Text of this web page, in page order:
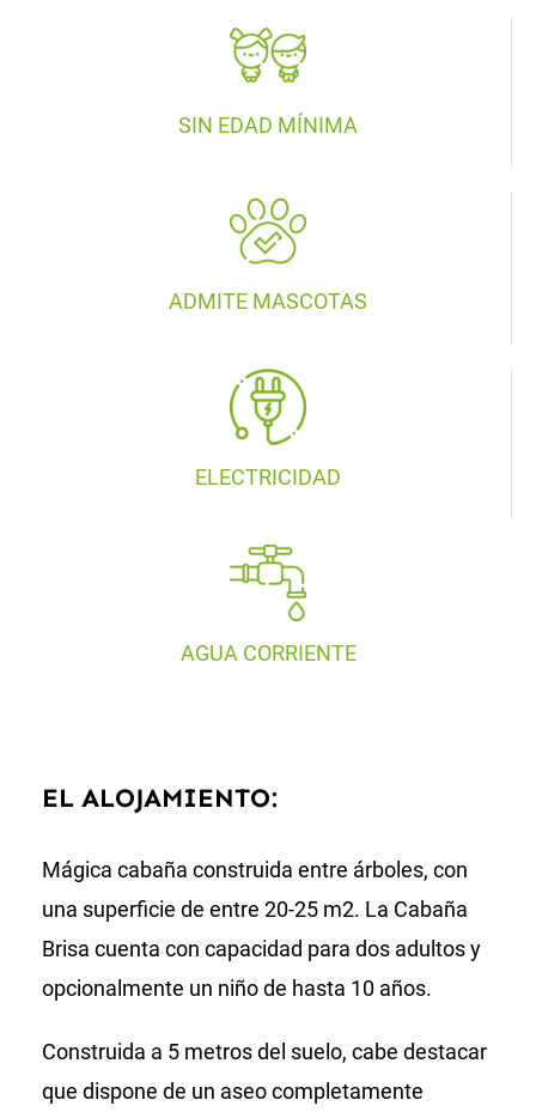
SIN EDAD MÍNIMA
ADMITE MASCOTAS
ELECTRICIDAD
AGUA CORRIENTE
EL ALOJAMIENTO:
Mágica cabaña construida entre árboles, con
una superficie de entre 20-25 m2. La Cabaña
Brisa cuenta con capacidad para dos adultos y
opcionalmente un niño de hasta 10 años.
Construida a 5 metros del suelo, cabe destacar
que dispone de un aseo completamente